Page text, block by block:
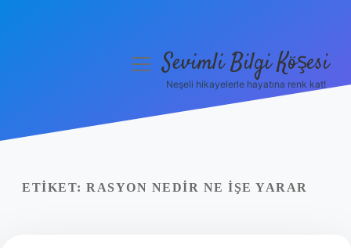
Yasal Uyarı
menüyüSevimli Bilgi Köşesi
Neşeli hikayelerle hayatına renk kat!
ETIKET: RASYON NEDIR NE IŞE YARAR